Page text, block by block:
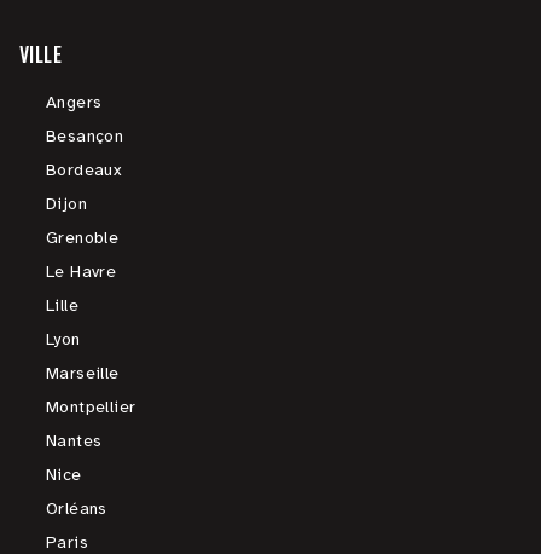
VILLE
Angers
Besançon
Bordeaux
Dijon
Grenoble
Le Havre
Lille
Lyon
Marseille
Montpellier
Nantes
Nice
Orléans
Paris